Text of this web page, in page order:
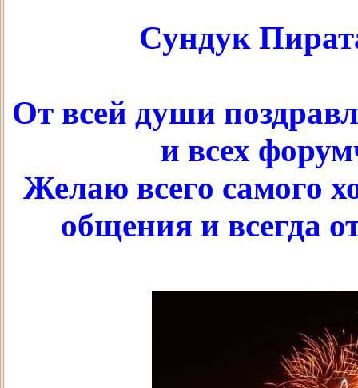
Сундук
От всей души
и всех
Желаю всего самого
общения и всегда